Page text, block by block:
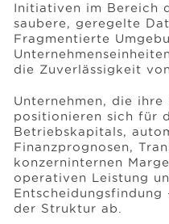
Initiativen im Bereich
saubere, geregelte
Fragmentierte
die Zuverlässigkeit
Unternehmen, die ihre
positionieren sich für
Betriebskapitals,
Finanzprognosen,
konzerninternen
operativen Leistung
der Struktur ab.